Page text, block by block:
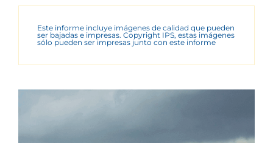
Este informe incluye imágenes de calidad que pueden
ser bajadas e impresas. Copyright IPS, estas imágenes
sólo pueden ser impresas junto con este informe